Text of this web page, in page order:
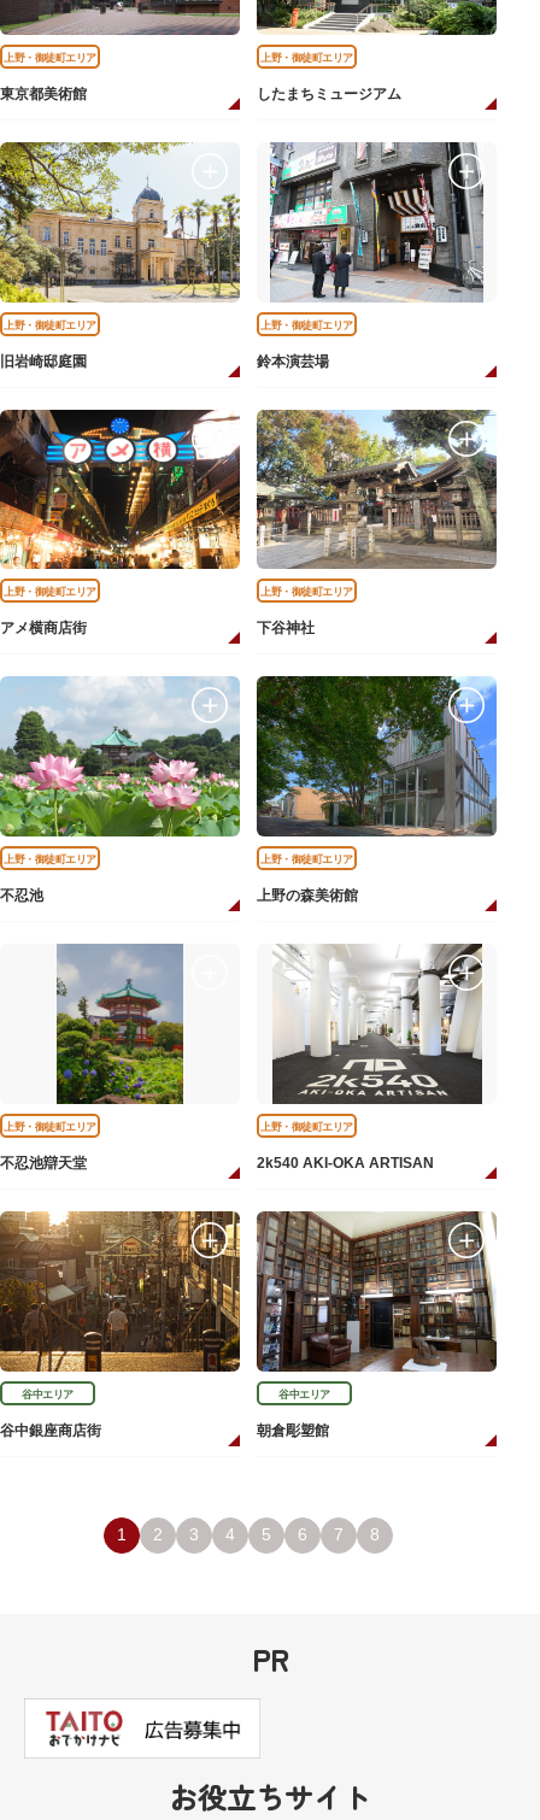
上野・御徒町エリア
東京都美術館
上野・御徒町エリア
したまちミュージアム
上野・御徒町エリア
旧岩崎邸庭園
上野・御徒町エリア
鈴本演芸場
上野・御徒町エリア
アメ横商店街
上野・御徒町エリア
下谷神社
上野・御徒町エリア
不忍池
上野・御徒町エリア
上野の森美術館
上野・御徒町エリア
不忍池辯天堂
上野・御徒町エリア
2k540 AKI-OKA ARTISAN
谷中エリア
谷中銀座商店街
谷中エリア
朝倉彫塑館
1 2 3 4 5 6 7 8
PR
お役立ちサイト